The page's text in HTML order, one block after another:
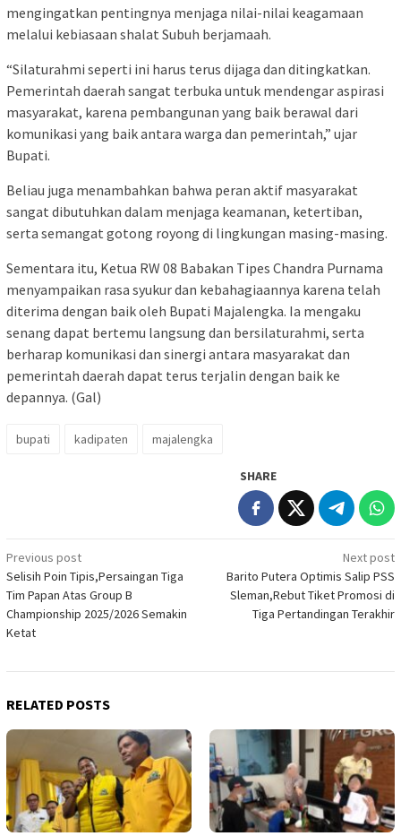
mengingatkan pentingnya menjaga nilai-nilai keagamaan
melalui kebiasaan shalat Subuh berjamaah.
“Silaturahmi seperti ini harus terus dijaga dan ditingkatkan.
Pemerintah daerah sangat terbuka untuk mendengar aspirasi
masyarakat, karena pembangunan yang baik berawal dari
komunikasi yang baik antara warga dan pemerintah,” ujar
Bupati.
Beliau juga menambahkan bahwa peran aktif masyarakat
sangat dibutuhkan dalam menjaga keamanan, ketertiban,
serta semangat gotong royong di lingkungan masing-masing.
Sementara itu, Ketua RW 08 Babakan Tipes Chandra Purnama
menyampaikan rasa syukur dan kebahagiaannya karena telah
diterima dengan baik oleh Bupati Majalengka. Ia mengaku
senang dapat bertemu langsung dan bersilaturahmi, serta
berharap komunikasi dan sinergi antara masyarakat dan
pemerintah daerah dapat terus terjalin dengan baik ke
depannya. (Gal)
bupati kadipaten majalengka
SHARE
Post
navigation
Previous post
Selisih Poin Tipis,Persaingan Tiga
Tim Papan Atas Group B
Championship 2025/2026 Semakin
Ketat
Next post
Barito Putera Optimis Salip PSS
Sleman,Rebut Tiket Promosi di
Tiga Pertandingan Terakhir
RELATED POSTS